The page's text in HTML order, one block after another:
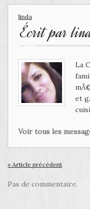
linda
Écrit par
La
et
Voir tous les
« Article précédent
Pas de commentaire.